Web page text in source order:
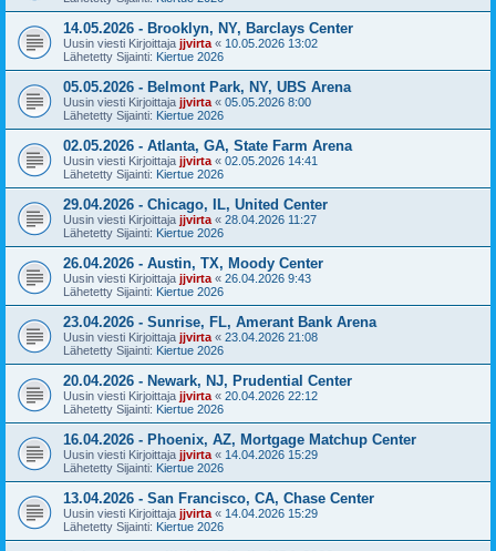
14.05.2026 - Brooklyn, NY, Barclays Center
Uusin viesti Kirjoittaja jjvirta « 10.05.2026 13:02
Lähetetty Sijainti: Kiertue 2026
05.05.2026 - Belmont Park, NY, UBS Arena
Uusin viesti Kirjoittaja jjvirta « 05.05.2026 8:00
Lähetetty Sijainti: Kiertue 2026
02.05.2026 - Atlanta, GA, State Farm Arena
Uusin viesti Kirjoittaja jjvirta « 02.05.2026 14:41
Lähetetty Sijainti: Kiertue 2026
29.04.2026 - Chicago, IL, United Center
Uusin viesti Kirjoittaja jjvirta « 28.04.2026 11:27
Lähetetty Sijainti: Kiertue 2026
26.04.2026 - Austin, TX, Moody Center
Uusin viesti Kirjoittaja jjvirta « 26.04.2026 9:43
Lähetetty Sijainti: Kiertue 2026
23.04.2026 - Sunrise, FL, Amerant Bank Arena
Uusin viesti Kirjoittaja jjvirta « 23.04.2026 21:08
Lähetetty Sijainti: Kiertue 2026
20.04.2026 - Newark, NJ, Prudential Center
Uusin viesti Kirjoittaja jjvirta « 20.04.2026 22:12
Lähetetty Sijainti: Kiertue 2026
16.04.2026 - Phoenix, AZ, Mortgage Matchup Center
Uusin viesti Kirjoittaja jjvirta « 14.04.2026 15:29
Lähetetty Sijainti: Kiertue 2026
13.04.2026 - San Francisco, CA, Chase Center
Uusin viesti Kirjoittaja jjvirta « 14.04.2026 15:29
Lähetetty Sijainti: Kiertue 2026